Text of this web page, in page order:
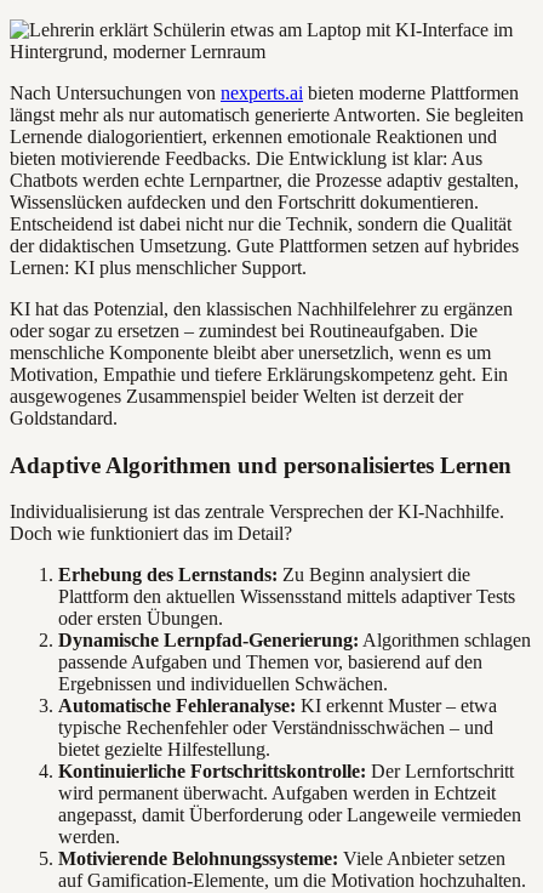
Nach Untersuchungen von nexperts.ai bieten moderne Plattformen
längst mehr als nur automatisch generierte Antworten. Sie begleiten
Lernende dialogorientiert, erkennen emotionale Reaktionen und
bieten motivierende Feedbacks. Die Entwicklung ist klar: Aus
Chatbots werden echte Lernpartner, die Prozesse adaptiv gestalten,
Wissenslücken aufdecken und den Fortschritt dokumentieren.
Entscheidend ist dabei nicht nur die Technik, sondern die Qualität
der didaktischen Umsetzung. Gute Plattformen setzen auf hybrides
Lernen: KI plus menschlicher Support.
KI hat das Potenzial, den klassischen Nachhilfelehrer zu ergänzen
oder sogar zu ersetzen – zumindest bei Routineaufgaben. Die
menschliche Komponente bleibt aber unersetzlich, wenn es um
Motivation, Empathie und tiefere Erklärungskompetenz geht. Ein
ausgewogenes Zusammenspiel beider Welten ist derzeit der
Goldstandard.
Adaptive Algorithmen und personalisiertes Lernen
Individualisierung ist das zentrale Versprechen der KI-Nachhilfe.
Doch wie funktioniert das im Detail?
Erhebung des Lernstands: Zu Beginn analysiert die
Plattform den aktuellen Wissensstand mittels adaptiver Tests
oder ersten Übungen.
Dynamische Lernpfad-Generierung: Algorithmen schlagen
passende Aufgaben und Themen vor, basierend auf den
Ergebnissen und individuellen Schwächen.
Automatische Fehleranalyse: KI erkennt Muster – etwa
typische Rechenfehler oder Verständnisschwächen – und
bietet gezielte Hilfestellung.
Kontinuierliche Fortschrittskontrolle: Der Lernfortschritt
wird permanent überwacht. Aufgaben werden in Echtzeit
angepasst, damit Überforderung oder Langeweile vermieden
werden.
Motivierende Belohnungssysteme: Viele Anbieter setzen
auf Gamification-Elemente, um die Motivation hochzuhalten.